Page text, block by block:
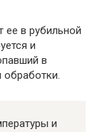
в рубильной
и
в
обработки.
и